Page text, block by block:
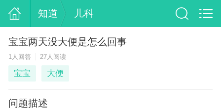
知道 儿科
宝宝两天没大便是怎么回事
1人回答 27人阅读
宝宝 大便
问题描述